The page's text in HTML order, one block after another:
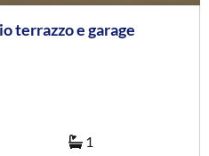
terrazzo e garage
1